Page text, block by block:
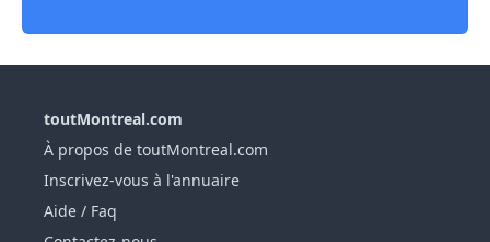
toutMontreal.com
À propos de toutMontreal.com
Inscrivez-vous à l'annuaire
Aide / Faq